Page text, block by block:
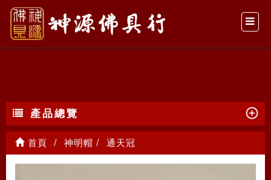
通天冠
產品總覽
首頁 神明帽 通天冠